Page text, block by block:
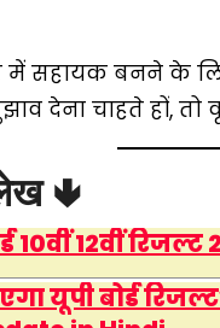
में सहायक बनने
देना चाहते हों,
🢃
10वीं 12वीं
यूपी बोर्ड